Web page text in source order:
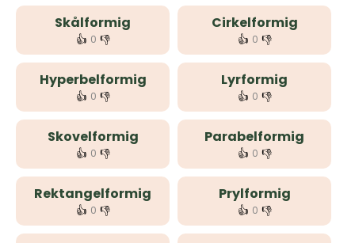
Skålformig
👍 0 👎
Cirkelformig
👍 0 👎
Hyperbelformig
👍 0 👎
Lyrformig
👍 0 👎
Skovelformig
👍 0 👎
Parabelformig
👍 0 👎
Rektangelformig
👍 0 👎
Prylformig
👍 0 👎